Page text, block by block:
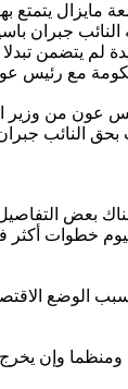
يتمتع
جبران
لم يتضمن
مع رئيس
عون من
بحق النائب
بعض
خطوات أكثر
الوضع
وإن يخرج